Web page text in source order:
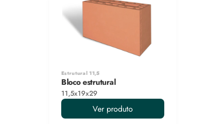
Estrutural 11,5
Bloco estrutural
11,5x19x29
Ver produto